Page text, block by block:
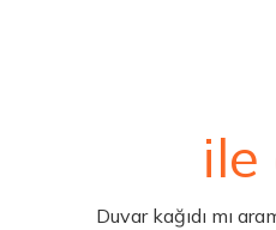
ile
Duvar kağıdı mı